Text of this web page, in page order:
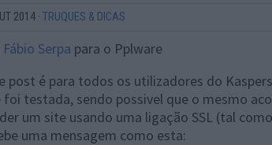
2014 · TRUQUES & DICAS
Fábio Serpa para o Pplware
post é para todos os utilizadores do
foi testada, sendo possivel que o mesmo
um site usando uma ligação SSL (tal
uma mensagem como esta: